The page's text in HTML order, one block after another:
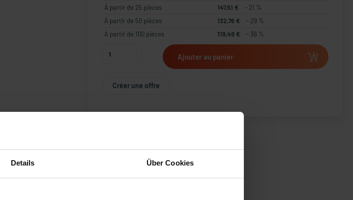
Details Über Cookies
À partir de 25 pièces
147,51 €
- 21 %
À partir de 50 pièces
132,76 €
- 29 %
À partir de 100 pièces
119,49 € - 36 %
Ajouter au panier
Créer une offre